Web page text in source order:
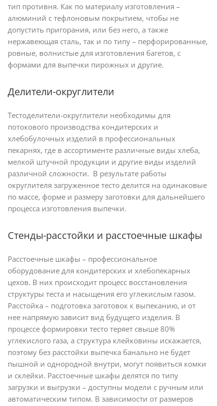
тип противня. Как по материалу изготовления –
алюминий с тефлоновым покрытием, чтобы не
допустить пригорания, или без него, а также
нержавеющая сталь, так и по типу – перфорированные,
ровные, волнистые для изготовления багетов, с
формами для выпечки пирожных и другие.
Делители-округлители
Тестоделители-округлители необходимы для
потокового производства кондитерских и
хлебобулочных изделий в профессиональных
пекарнях, где в ассортименте различные виды хлеба,
мелкой штучной продукции и другие виды изделий
различной сложности. В результате работы
округлителя загруженное тесто делится на одинаковые
по массе, форме и размеру заготовки для дальнейшего
процесса изготовления выпечки.
Стенды-расстойки и расстоечные шкафы
Расстоечные шкафы – профессиональное
оборудование для кондитерских и хлебопекарных
цехов. В них происходит процесс восстановления
структуры теста и насыщения его углекислым газом.
Расстойка – подготовка заготовок к выпеканию, и от
нее напрямую зависит вид будущего изделия. В
процессе формировки тесто теряет свыше 80%
углекислого газа, а структура клейковины искажается,
поэтому без расстойки выпечка банально не будет
пышной и однородной внутри, могут появиться комки
и склейки. Расстоечные шкафы делятся по типу
загрузки и выгрузки – доступны модели с ручным или
автоматическим типом. В зависимости от размеров